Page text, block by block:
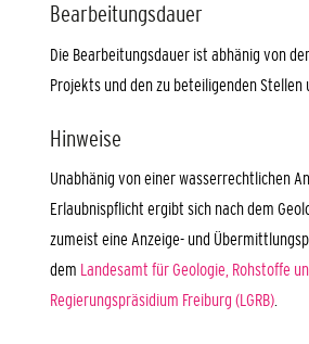
Bearbeitungsdauer
Die Bearbeitungsdauer ist abhänig von
Projekts und den zu beteiligenden Stellen
Hinweise
Unabhänig von einer wasserrechtlichen
Erlaubnispflicht ergibt sich nach dem
zumeist eine Anzeige- und
dem Landesamt für Geologie, Rohstoffe
Regierungspräsidium Freiburg (LGRB)